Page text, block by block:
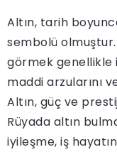
Altın, tarih
sembolü
görmek genellikle
maddi arzularını
Altın, güç ve
Rüyada altın
iyileşme, iş